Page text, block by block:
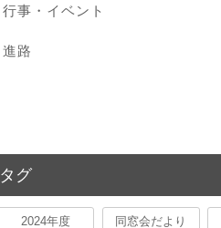
行事・イベント
進路
タグ
2024年度 同窓会だより